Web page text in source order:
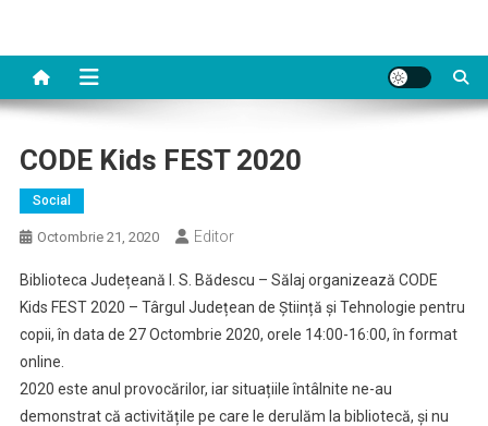
CODE Kids FEST 2020
Social
Octombrie 21, 2020 Editor
Biblioteca Județeană I. S. Bădescu – Sălaj organizează CODE
Kids FEST 2020 – Târgul Județean de Știință și Tehnologie pentru
copii, în data de 27 Octombrie 2020, orele 14:00-16:00, în format
online.
2020 este anul provocărilor, iar situațiile întâlnite ne-au
demonstrat că activitățile pe care le derulăm la bibliotecă, și nu